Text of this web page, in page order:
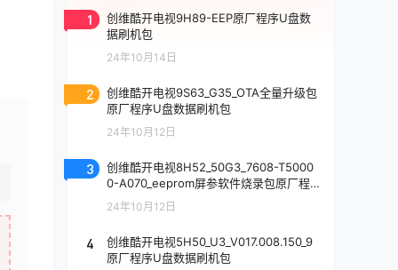
1
创维酷开电视9H89-EEP原厂程序U盘数
据刷机包
24年10月14日
2
创维酷开电视9S63_G35_OTA全量升级包
原厂程序U盘数据刷机包
24年10月12日
3
创维酷开电视8H52_50G3_7608-T5000
0-A070_eeprom屏参软件烧录包原厂程
序U盘数据刷机包
24年10月12日
4
创维酷开电视5H50_U3_V017.008.150_9
原厂程序U盘数据刷机包